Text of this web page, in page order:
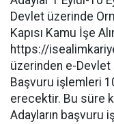
Devlet üzerinde
Kapısı Kamu İşe
https://
üzerinden e-Devlet
Başvuru işlemleri
erecektir. Bu süre
Adayların başvuru